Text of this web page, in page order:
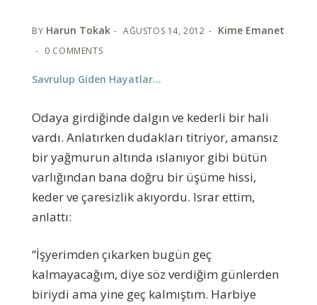
BY Harun Tokak AĞUSTOS 14, 2012 Kime Emanet
0 COMMENTS
Savrulup Giden Hayatlar…
Odaya girdiğinde dalgın ve kederli bir hali
vardı. Anlatırken dudakları titriyor, amansız
bir yağmurun altında ıslanıyor gibi bütün
varlığından bana doğru bir üşüme hissi,
keder ve çaresizlik akıyordu. Israr ettim,
anlattı:
“İşyerimden çıkarken bugün geç
kalmayacağım, diye söz verdiğim günlerden
biriydi ama yine geç kalmıştım. Harbiye